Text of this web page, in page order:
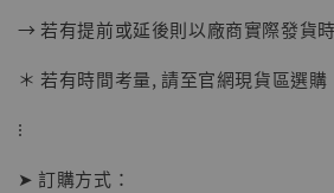
【店內現貨】海賊王 系列蒐
→ 若有提前或延後則以廠商實際發貨
＊ 若有時間考量, 請至官網現貨區選購
⁝
➤ 訂購方式：